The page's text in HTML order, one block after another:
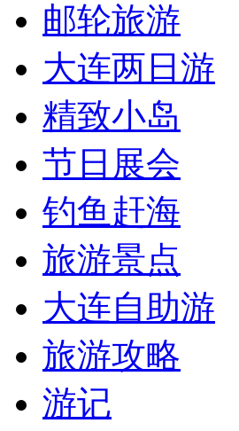
邮轮旅游
大连两日游
精致小岛
节日展会
钓鱼赶海
旅游景点
大连自助游
旅游攻略
游记